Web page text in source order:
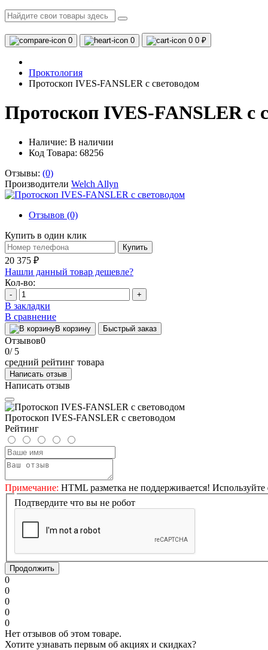
0 0 0 0 ₽
Проктология
Протоскоп IVES-FANSLER с световодом
Протоскоп IVES-FANSLER с
Наличие: В наличии
Код Товара: 68256
Отзывы: (0)
Производители Welch Allyn
Отзывов (0)
Купить в один клик
Купить
20 375 ₽
Нашли данный товар дешевле?
Кол-во:
- +
В закладки
В сравнение
В корзину Быстрый заказ
Отзывов0
0/ 5
средний рейтинг товара
Написать отзыв
Написать отзыв
Протоскоп IVES-FANSLER с световодом
Рейтинг
Примечание: HTML разметка не поддерживается!
Подтвердите что вы не робот
Продолжить
0
0
0
0
0
Нет отзывов об этом товаре.
Хотите узнавать первым об акциях и скидках?